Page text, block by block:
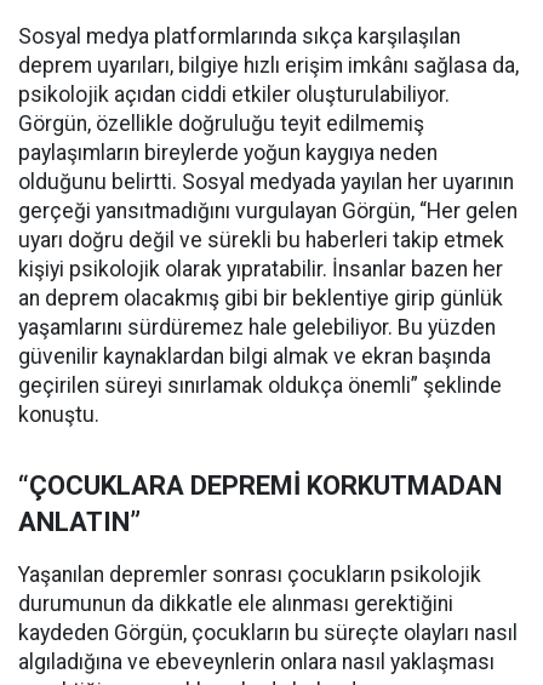
Sosyal medya platformlarında sıkça karşılaşılan
deprem uyarıları, bilgiye hızlı erişim imkânı sağlasa da,
psikolojik açıdan ciddi etkiler oluşturulabiliyor.
Görgün, özellikle doğruluğu teyit edilmemiş
paylaşımların bireylerde yoğun kaygıya neden
olduğunu belirtti. Sosyal medyada yayılan her uyarının
gerçeği yansıtmadığını vurgulayan Görgün, “Her gelen
uyarı doğru değil ve sürekli bu haberleri takip etmek
kişiyi psikolojik olarak yıpratabilir. İnsanlar bazen her
an deprem olacakmış gibi bir beklentiye girip günlük
yaşamlarını sürdüremez hale gelebiliyor. Bu yüzden
güvenilir kaynaklardan bilgi almak ve ekran başında
geçirilen süreyi sınırlamak oldukça önemli” şeklinde
konuştu.
“ÇOCUKLARA DEPREMİ KORKUTMADAN
ANLATIN”
Yaşanılan depremler sonrası çocukların psikolojik
durumunun da dikkatle ele alınması gerektiğini
kaydeden Görgün, çocukların bu süreçte olayları nasıl
algıladığına ve ebeveynlerin onlara nasıl yaklaşması